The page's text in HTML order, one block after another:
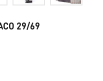
29/69